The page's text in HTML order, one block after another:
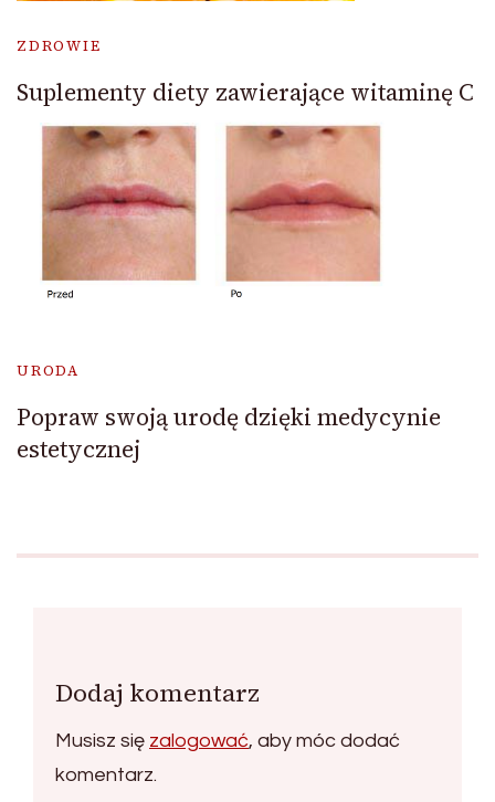
ZDROWIE
Suplementy diety zawierające witaminę C
URODA
Popraw swoją urodę dzięki medycynie
estetycznej
Dodaj komentarz
Musisz się zalogować, aby móc dodać
komentarz.